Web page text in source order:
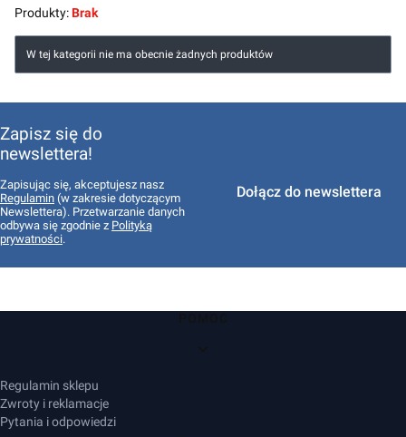
Produkty:Brak
Lista produktów
W tej kategorii nie ma obecnie żadnych produktów
Zapisz się do
newslettera!
Zapisując się, akceptujesz nasz
Regulamin (w zakresie dotyczącym
Newslettera). Przetwarzanie danych
odbywa się zgodnie z Polityką
prywatności.
Dołącz do newslettera
Regulamin sklepu
Zwroty i reklamacje
Pytania i odpowiedzi